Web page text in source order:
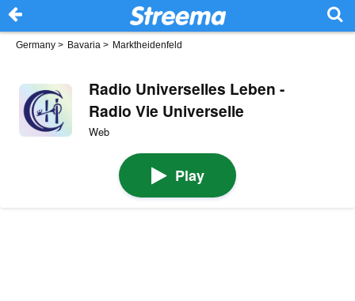
Germany > Bavaria > Marktheidenfeld
Radio Universelles Leben -
Radio Vie Universelle
Web
Play